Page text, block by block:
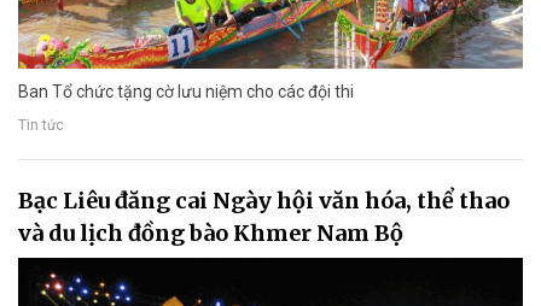
Ban Tổ chức tặng cờ lưu niệm cho các đội thi
Tin tức
Bạc Liêu đăng cai Ngày hội văn hóa, thể thao
và du lịch đồng bào Khmer Nam Bộ